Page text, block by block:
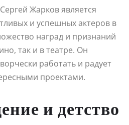
Жарков является
и успешных актеров в
наград и признаний
так и в театре. Он
работать и радует
проектами.
и детство